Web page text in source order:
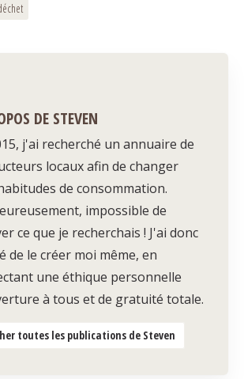
DE STEVEN
j'ai recherché un annuaire de
locaux afin de changer
de consommation.
impossible de
ce que je recherchais ! J'ai donc
de le créer moi même, en
une éthique personnelle
à tous et de gratuité totale.
toutes les publications de Steven